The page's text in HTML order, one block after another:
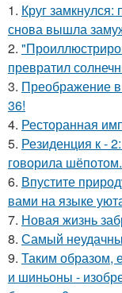
1. Круг
снова вышла
2.
превратил
3. Преображение в
36!
4. Ресторанная
5. Резиденция к -
говорила шёпотом.
6. Впустите
вами на языке
7. Новая жизнь
8. Самый
9. Таким образом,
и шиньоны -